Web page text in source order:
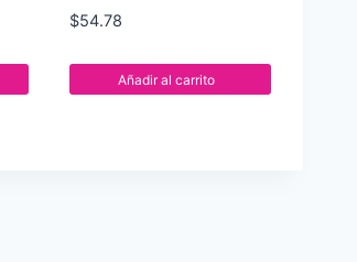
$54.78
Añadir al carrito